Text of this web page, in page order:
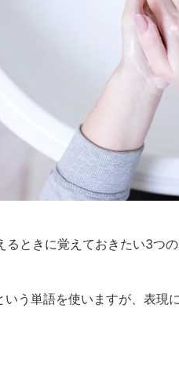
るときに覚えておきたい3つ
う単語を使いますが、表現